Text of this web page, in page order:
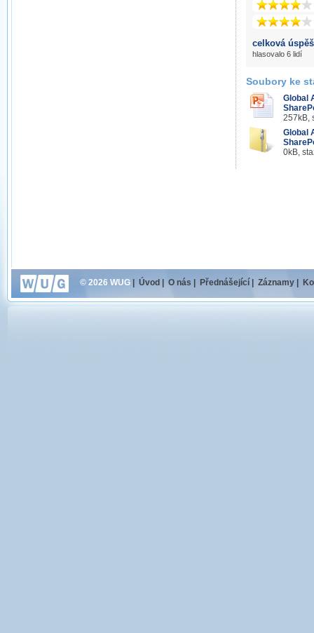
celková
hlasovalo 6 lidí
Soubory ke
Global
257kB,
Global
0kB,
© 2026 WUG Úvod O nás Přednášející Záznamy